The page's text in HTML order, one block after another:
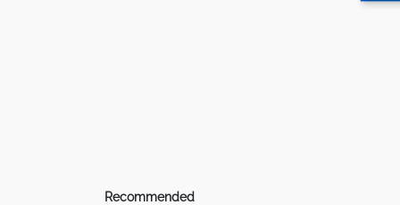
Recommended